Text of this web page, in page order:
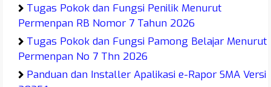
Tugas Pokok dan Fungsi Penilik Menurut
Permenpan RB Nomor 7 Tahun 2026
Tugas Pokok dan Fungsi Pamong Belajar Menurut
Permenpan No 7 Thn 2026
Panduan dan Installer Apalikasi e-Rapor SMA Versi